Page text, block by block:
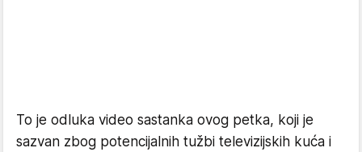
To je odluka video sastanka ovog petka, koji je
sazvan zbog potencijalnih tužbi televizijskih kuća i